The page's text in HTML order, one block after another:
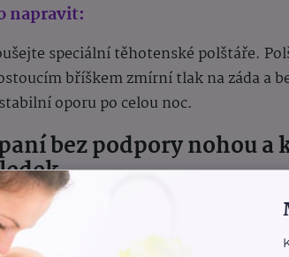
napravit:
speciální těhotenské polštáře.
bříškem zmírní tlak na záda a
oporu po celou noc.
bez podpory nohou a
jste si všimla, že vás po ránu bolí
boku bez vhodné podpory nohou a